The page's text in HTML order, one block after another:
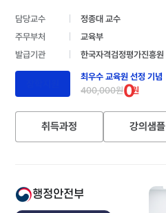
담당교수
정종대 교수
주무부처
교육부
발급기관
한국자격검정평가진흥원
최우수 교육원 선정 기념
400,000원0원
취득과정 강의샘플
행정안전부